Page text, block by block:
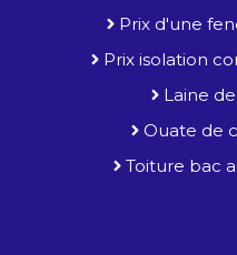
Prix d'une
Prix isolation
Laine
Ouate de
Toiture bac